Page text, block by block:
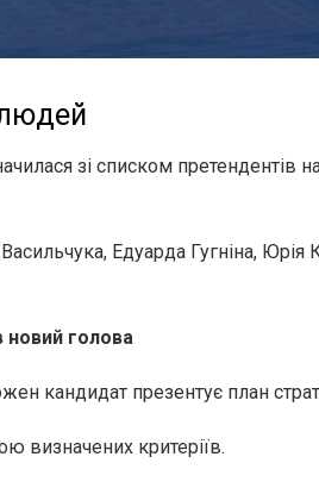
зі списком
Едуарда Гугніна,
голова
кандидат презентує план
визначених критеріїв.